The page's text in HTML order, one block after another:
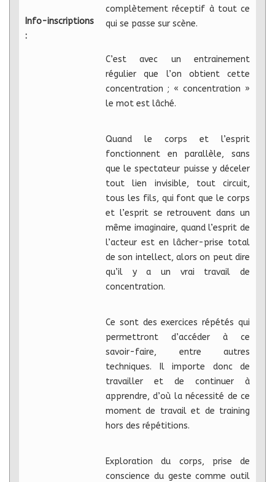
Info-inscriptions
:
complètement réceptif à tout ce
qui se passe sur scène.
C’est avec un entrainement
régulier que l’on obtient cette
concentration ; « concentration »
le mot est lâché.
Quand le corps et l’esprit
fonctionnent en parallèle, sans
que le spectateur puisse y déceler
tout lien invisible, tout circuit,
tous les fils, qui font que le corps
et l’esprit se retrouvent dans un
même imaginaire, quand l’esprit de
l’acteur est en lâcher-prise total
de son intellect, alors on peut dire
qu’il y a un vrai travail de
concentration.
Ce sont des exercices répétés qui
permettront d’accéder à ce
savoir-faire, entre autres
techniques. Il importe donc de
travailler et de continuer à
apprendre, d’où la nécessité de ce
moment de travail et de training
hors des répétitions.
Exploration du corps, prise de
conscience du geste comme outil